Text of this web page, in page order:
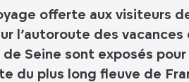
offerte aux visiteurs
l’autoroute des vacances
Seine sont exposés
du plus long fleuve de